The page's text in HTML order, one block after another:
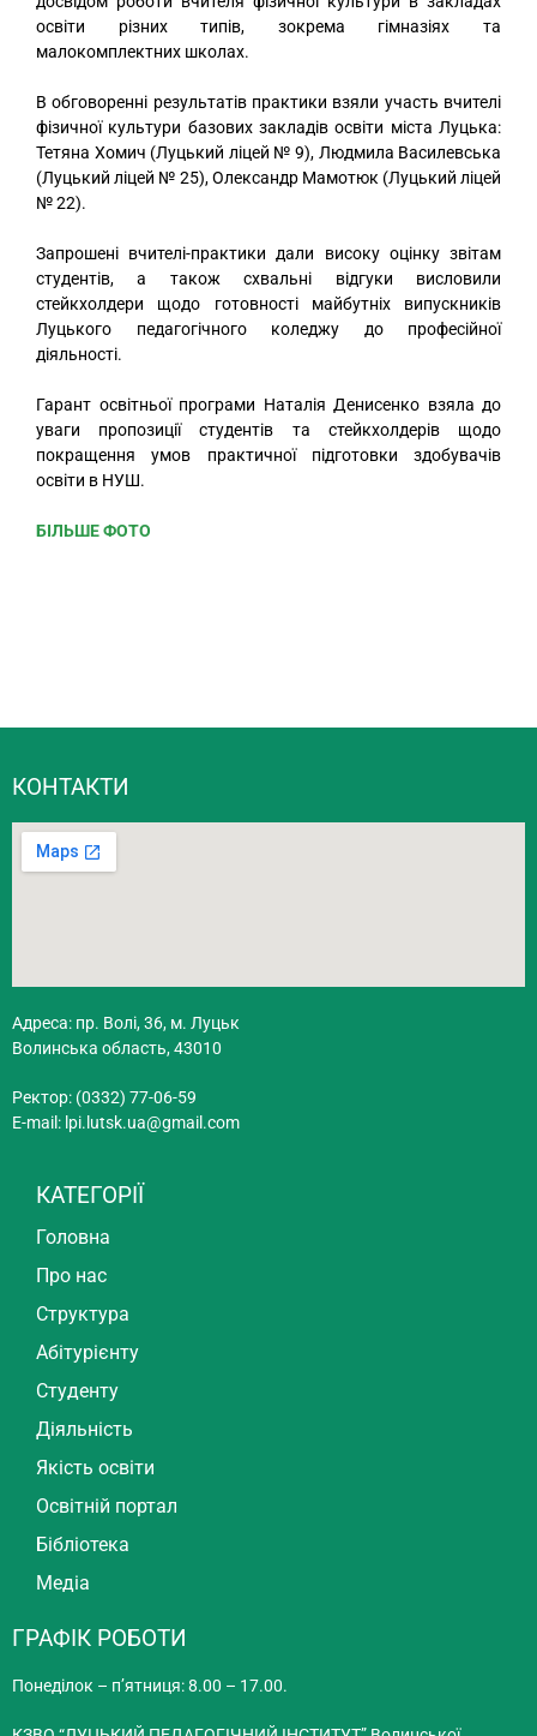
освіти різних типів, зокрема гімназіях та
малокомплектних школах.
В обговоренні результатів практики взяли участь вчителі
фізичної культури базових закладів освіти міста Луцька:
Тетяна Хомич (Луцький ліцей № 9), Людмила Василевська
(Луцький ліцей № 25), Олександр Мамотюк (Луцький ліцей
№ 22).
Запрошені вчителі-практики дали високу оцінку звітам
студентів, а також схвальні відгуки висловили
стейкхолдери щодо готовності майбутніх випускників
Луцького педагогічного коледжу до професійної
діяльності.
Гарант освітньої програми Наталія Денисенко взяла до
уваги пропозиції студентів та стейкхолдерів щодо
покращення умов практичної підготовки здобувачів
освіти в НУШ.
БІЛЬШЕ ФОТО
КОНТАКТИ
Адреса: пр. Волі, 36, м. Луцьк
Волинська область, 43010
Ректор: (0332) 77-06-59
E-mail: lpi.lutsk.ua@gmail.com
КАТЕГОРІЇ
Головна
Про нас
Структура
Абітурієнту
Студенту
Діяльність
Якість освіти
Освітній портал
Бібліотека
Медіа
ГРАФІК РОБОТИ
Понеділок – п’ятниця: 8.00 – 17.00.